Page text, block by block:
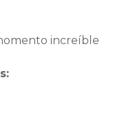
increíble